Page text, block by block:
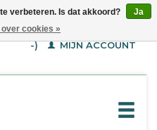
WINKELWAGEN (€--,-
-)
MIJN ACCOUNT
verbeteren. Is dat akkoord?
Ja
over cookies »